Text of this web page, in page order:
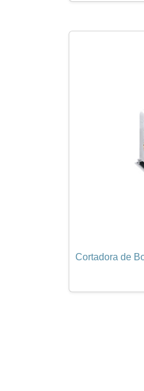
Cortadora de